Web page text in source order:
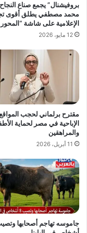
بروفيشنال” يجمع صناع
محمد مصطفي يطلق أقوى
الإعلامية على شاشة “المحور
12 مايو، 2026
مقترح برلماني لحجب المواقع
الإباحية في مصر لحماية
والمراهقين
11 أبريل، 2026